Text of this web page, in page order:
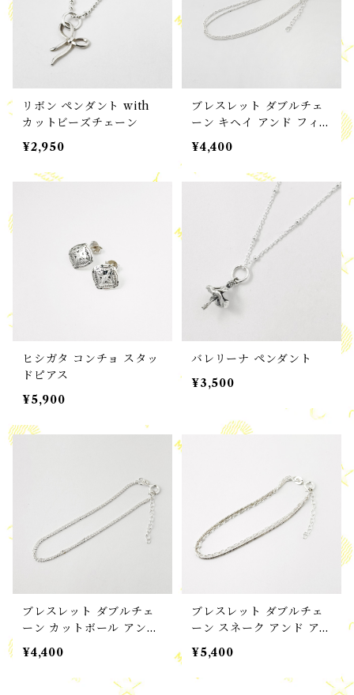
リボン ペンダント with
カットビーズチェーン
¥2,950
ブレスレット ダブルチェ
ーン キヘイ アンド フィガ
ロチェーン ブレスレット
¥4,400
ヒシガタ コンチョ スタッ
ドピアス
¥5,900
バレリーナ ペンダント
¥3,500
ブレスレット ダブルチェ
ーン カットボール アンド
スモールアズキ ブレスレ
ット
¥4,400
ブレスレット ダブルチェ
ーン スネーク アンド アズ
キ ブレスレット
¥5,400